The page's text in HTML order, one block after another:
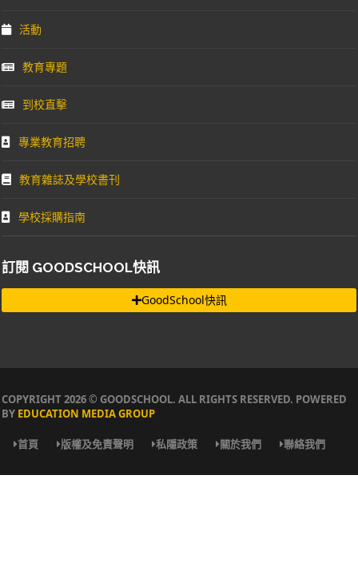
活動
教育專題
到校直擊
專業教育招聘
教育雜誌及學校書刊
學校採購指南
訂閱 GOODSCHOOL快訊
GoodSchool快訊
COPYRIGHT 2026 © GOODSCHOOL. ALL RIGHTS RESERVED. POWERED
BY EDUCATION MEDIA GROUP
首頁 版權及免責聲明 私隱政策 關於我們 聯絡我們